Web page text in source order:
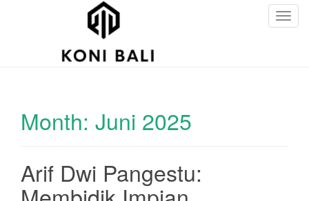
T
Month: Juni 2025
Arif Dwi Pangestu: